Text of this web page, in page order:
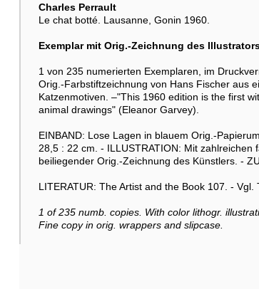
Charles Perrault
Le chat botté. Lausanne, Gonin 1960.
Exemplar mit Orig.-Zeichnung des
1 von 235 numerierten Exemplaren, im
Orig.-Farbstiftzeichnung von Hans Fischer aus
Katzenmotiven. –"This 1960 edition is the first
animal drawings" (Eleanor Garvey).
EINBAND: Lose Lagen in blauem Orig.-
28,5 : 22 cm. - ILLUSTRATION: Mit
beiliegender Orig.-Zeichnung des Künstlers. -
LITERATUR: The Artist and the Book 107. -
1 of 235 numb. copies. With color lithogr.
Fine copy in orig. wrappers and slipcase.